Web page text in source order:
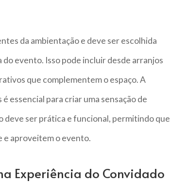
da ambientação e deve ser escolhida
evento. Isso pode incluir desde arranjos
que complementem o espaço. A
essencial para criar uma sensação de
deve ser prática e funcional, permitindo que
e aproveitem o evento.
Experiência do Convidado